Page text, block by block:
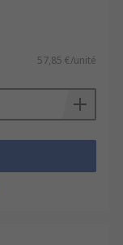
57,85 €/unité